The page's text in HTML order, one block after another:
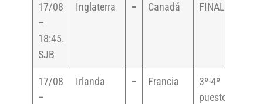
17/08
–
18:45.
SJB
Inglaterra – Canadá FINAL
17/08
–
Irlanda – Francia
3º-4º
puesto